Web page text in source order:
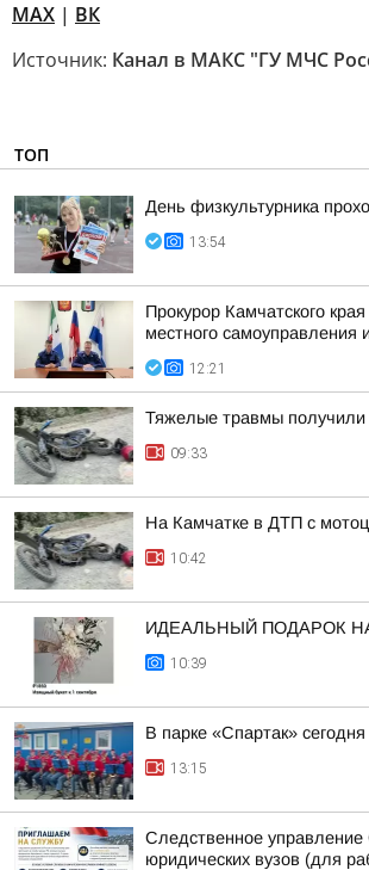
MAX | ВК
Источник: Канал в МАКС "ГУ МЧС
ТОП
День физкультурника
13:54
Прокурор Камчатского
местного самоуправления
12:21
Тяжелые травмы получили
09:33
На Камчатке в ДТП с
10:42
ИДЕАЛЬНЫЙ ПОДАРОК
10:39
В парке «Спартак»
13:15
Следственное
юридических вузов (для